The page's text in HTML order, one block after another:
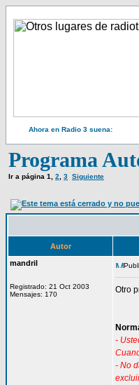
Ahora en Radio 3 suena:
Programa
Ir a página 1 2 3 Siguiente
Autor
mandril
Registrado: 21 Oct 2003
Mensajes: 170
Otro
-
- No